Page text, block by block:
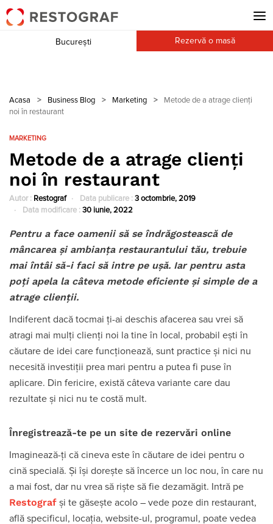
București Rezervă o masă
Acasa > Business Blog > Marketing >
Metode de a atrage clienți
noi în restaurant
MARKETING
Metode de a atrage clienți
noi în restaurant
Autor : Restograf Data publicare : 3 octombrie, 2019
Data modificare : 30 iunie, 2022
Pentru a face oamenii să se îndrăgostească de
mâncarea și ambianța restaurantului tău, trebuie
mai întâi să-i faci să intre pe ușă. Iar pentru asta
poți apela la câteva metode eficiente și simple de a
atrage clienții.
Indiferent dacă tocmai ți-ai deschis afacerea sau vrei să
atragi mai mulți clienți noi la tine în local, probabil ești în
căutare de idei care funcționează, sunt practice și nici nu
necesită investiții prea mari pentru a putea fi puse în
aplicare. Din fericire, există câteva variante care dau
rezultate și nici nu te costă mult.
Înregistrează-te pe un site de rezervări online
Imaginează-ți că cineva este în căutare de idei pentru o
cină specială. Și își dorește să încerce un loc nou, în care nu
a mai fost, dar nu vrea să riște să fie dezamăgit. Intră pe
Restograf și te găsește acolo – vede poze din restaurant,
află specificul, locația, website-ul, programul, poate vedea